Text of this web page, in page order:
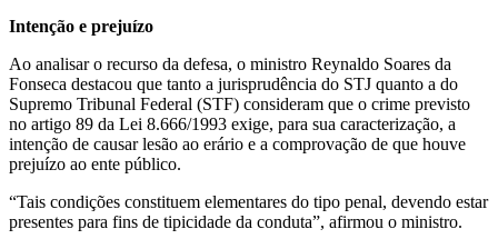
Intenção ​​​e prejuízo
Ao analisar o recurso da defesa, o ministro Reynaldo Soares da
Fonseca destacou que tanto a jurisprudência do STJ quanto a do
Supremo Tribunal Federal (STF) consideram que o crime previsto
no artigo 89 da Lei 8.666/1993 exige, para sua caracterização, a
intenção de causar lesão ao erário e a comprovação de que houve
prejuízo ao ente público.
“Tais condições constituem elementares do tipo penal, devendo estar
presentes para fins de tipicidade da conduta”, afirmou o ministro.